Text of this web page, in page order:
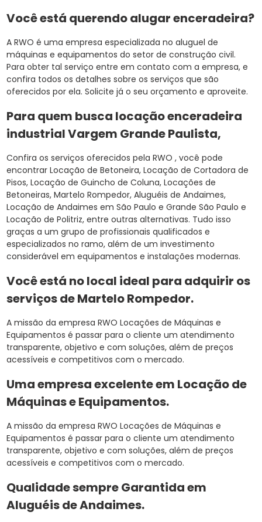
Você está querendo alugar enceradeira?
A RWO é uma empresa especializada no aluguel de
máquinas e equipamentos do setor de construção civil.
Para obter tal serviço entre em contato com a empresa, e
confira todos os detalhes sobre os serviços que são
oferecidos por ela. Solicite já o seu orçamento e aproveite.
Para quem busca locação enceradeira
industrial Vargem Grande Paulista,
Confira os serviços oferecidos pela RWO , você pode
encontrar Locação de Betoneira, Locação de Cortadora de
Pisos, Locação de Guincho de Coluna, Locações de
Betoneiras, Martelo Rompedor, Aluguéis de Andaimes,
Locação de Andaimes em São Paulo e Grande São Paulo e
Locação de Politriz, entre outras alternativas. Tudo isso
graças a um grupo de profissionais qualificados e
especializados no ramo, além de um investimento
considerável em equipamentos e instalações modernas.
Você está no local ideal para adquirir os
serviços deMartelo Rompedor.
A missão da empresa RWO Locações de Máquinas e
Equipamentos é passar para o cliente um atendimento
transparente, objetivo e com soluções, além de preços
acessíveis e competitivos com o mercado.
Uma empresa excelente em Locação de
Máquinas e Equipamentos.
A missão da empresa RWO Locações de Máquinas e
Equipamentos é passar para o cliente um atendimento
transparente, objetivo e com soluções, além de preços
acessíveis e competitivos com o mercado.
Qualidade sempre Garantida em
Aluguéis de Andaimes.